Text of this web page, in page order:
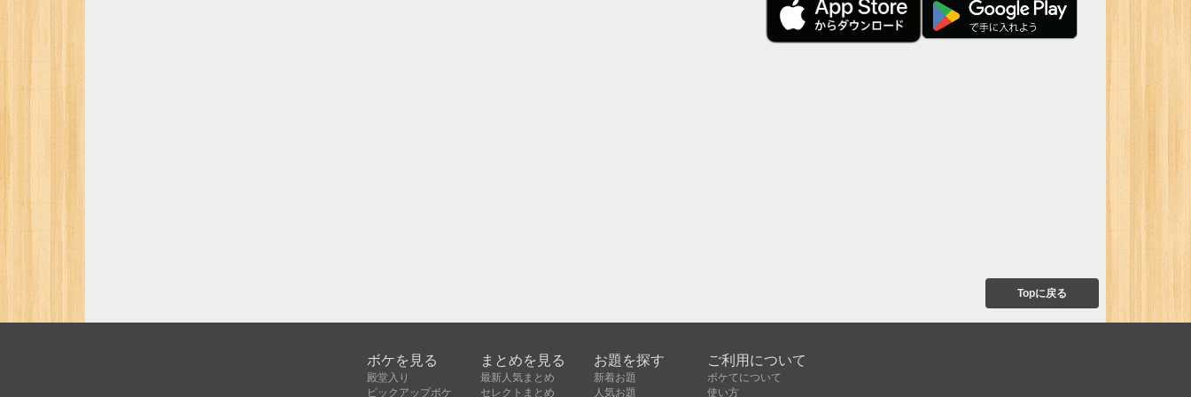
Topに戻る
ボケを見る
殿堂入り
ピックアップボケ
まとめを見る
最新人気まとめ
セレクトまとめ
お題を探す
新着お題
人気お題
ご利用について
ボケてについて
使い方